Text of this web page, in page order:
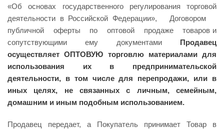
«Об основах государственного регулирования торговой
деятельности в Российской Федерации», Договором
публичной оферты по оптовой продаже товаров и
сопутствующими ему документами Продавец
осуществляет ОПТОВУЮ торговлю материалами для
использования их в предпринимательской
деятельности, в том числе для перепродажи, или в
иных целях, не связанных с личным, семейным,
домашним и иным подобным использованием.
Продавец передает, а Покупатель принимает Товар в